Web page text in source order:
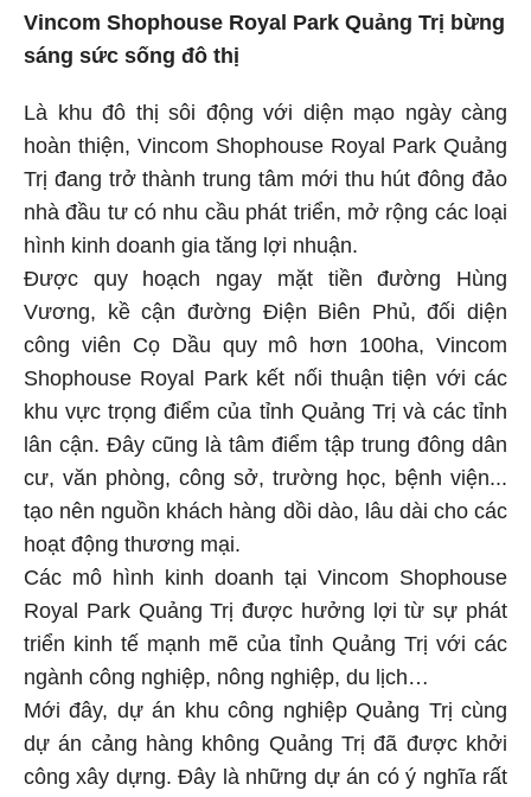
Vincom Shophouse Royal Park Quảng Trị bừng
sáng sức sống đô thị
Là khu đô thị sôi động với diện mạo ngày càng
hoàn thiện, Vincom Shophouse Royal Park Quảng
Trị đang trở thành trung tâm mới thu hút đông đảo
nhà đầu tư có nhu cầu phát triển, mở rộng các loại
hình kinh doanh gia tăng lợi nhuận.
Được quy hoạch ngay mặt tiền đường Hùng
Vương, kề cận đường Điện Biên Phủ, đối diện
công viên Cọ Dầu quy mô hơn 100ha, Vincom
Shophouse Royal Park kết nối thuận tiện với các
khu vực trọng điểm của tỉnh Quảng Trị và các tỉnh
lân cận. Đây cũng là tâm điểm tập trung đông dân
cư, văn phòng, công sở, trường học, bệnh viện...
tạo nên nguồn khách hàng dồi dào, lâu dài cho các
hoạt động thương mại.
Các mô hình kinh doanh tại Vincom Shophouse
Royal Park Quảng Trị được hưởng lợi từ sự phát
triển kinh tế mạnh mẽ của tỉnh Quảng Trị với các
ngành công nghiệp, nông nghiệp, du lịch…
Mới đây, dự án khu công nghiệp Quảng Trị cùng
dự án cảng hàng không Quảng Trị đã được khởi
công xây dựng. Đây là những dự án có ý nghĩa rất